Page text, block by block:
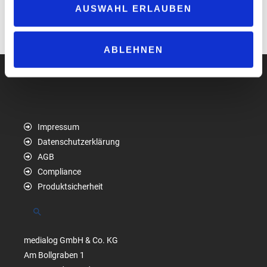
AUSWAHL ERLAUBEN
ABLEHNEN
enthalten nur Wasser und Saft.
www.valensina.de
Impressum
Datenschutzerklärung
AGB
Compliance
Produktsicherheit
Suchen
medialog GmbH & Co. KG
Am Bollgraben 1